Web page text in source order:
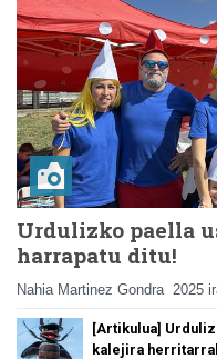
Urdulizko paella
harrapatu ditu!
Nahia Martinez Gondra 2025
[Artikulua]
kalejira